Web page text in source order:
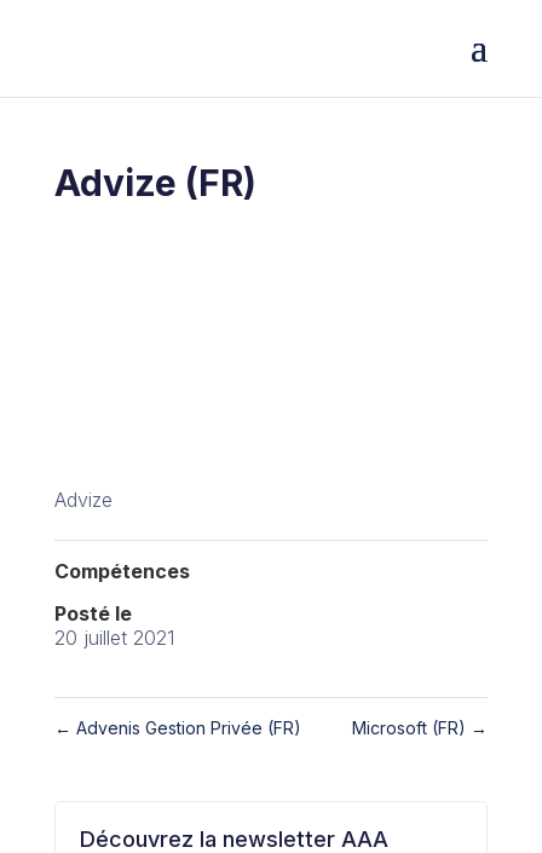
Advize (FR)
Advize
Compétences
Posté le
20 juillet 2021
← Advenis Gestion Privée (FR) Microsoft (FR) →
Découvrez la newsletter AAA